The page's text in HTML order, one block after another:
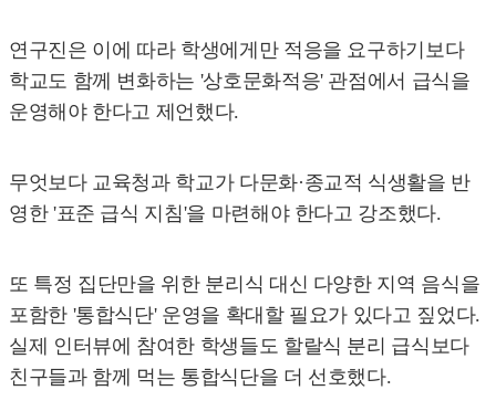
연구진은 이에 따라 학생에게만 적응을 요구하기보다
학교도 함께 변화하는 '상호문화적응' 관점에서 급식을
운영해야 한다고 제언했다.
무엇보다 교육청과 학교가 다문화·종교적 식생활을 반
영한 '표준 급식 지침'을 마련해야 한다고 강조했다.
또 특정 집단만을 위한 분리식 대신 다양한 지역 음식을
포함한 '통합식단' 운영을 확대할 필요가 있다고 짚었다.
실제 인터뷰에 참여한 학생들도 할랄식 분리 급식보다
친구들과 함께 먹는 통합식단을 더 선호했다.